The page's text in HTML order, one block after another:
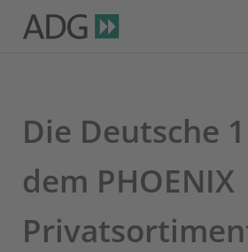
Die Deutsche
dem PHOENIX